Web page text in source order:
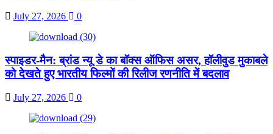
July 27, 2026 0
स्पाइडर-मैन: ब्रांड न्यू डे का बॉक्स ऑफिस असर, हॉलीवुड मुकाबले
को देखते हुए भारतीय फिल्मों की रिलीज रणनीति में बदलाव
July 27, 2026 0